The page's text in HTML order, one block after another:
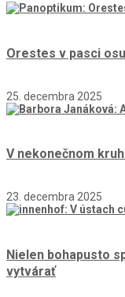
Orestes v pasci
25. decembra 2025
V nekonečnom
23. decembra 2025
Nielen bohapusto
vytvárať